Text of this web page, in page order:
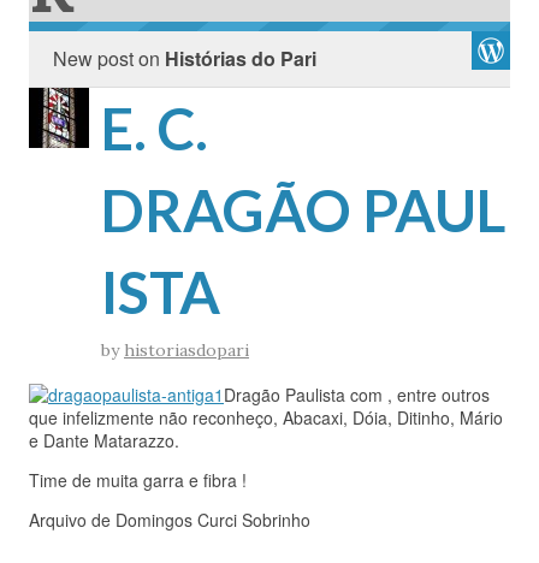
New post on Histórias do Pari
E. C.
DRAGÃO PAUL
ISTA
by historiasdopari
Dragão Paulista com , entre outros
que infelizmente não reconheço, Abacaxi, Dóia, Ditinho, Mário
e Dante Matarazzo.
Time de muita garra e fibra !
Arquivo de Domingos Curci Sobrinho